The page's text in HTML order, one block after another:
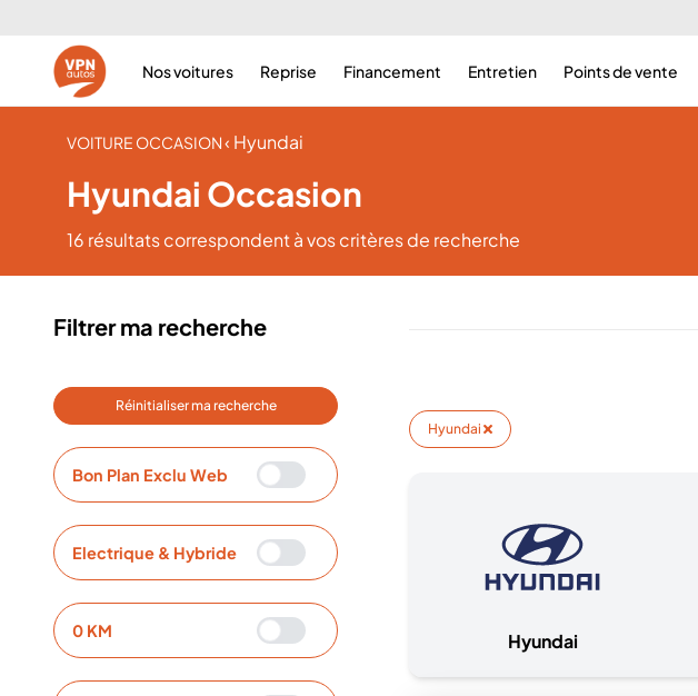
Nos voitures Reprise Financement Entretien Points de vente
VOITURE OCCASION‹ Hyundai
Hyundai Occasion
16 résultatscorrespondent à vos critères de recherche
Filtrer ma recherche
Réinitialiser ma recherche
Bon Plan Exclu Web
Electrique & Hybride
0 KM
Hyundai
Hyundai